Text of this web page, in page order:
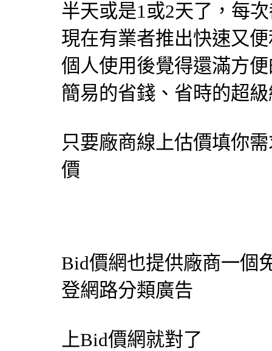
半天或是1或2天了，每
現在有業者推出快速又
個人使用後覺得還滿方
簡易的省錢、省時的超
只要廠商線上估價填你
價
Bid價網也提供廠商一個
登網路分類廣告
上Bid價網就對了